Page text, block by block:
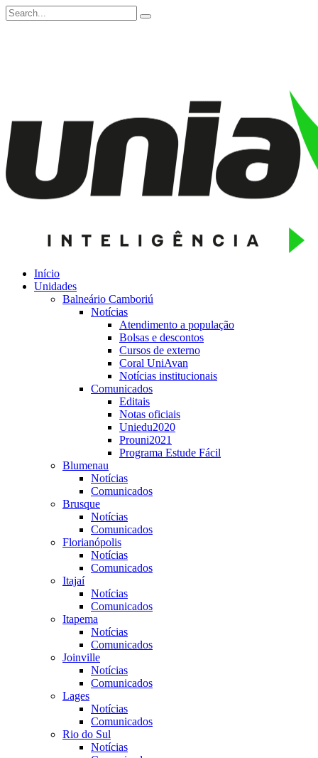
Início
Unidades
Balneário Camboriú
Notícias
Atendimento a população
Bolsas e descontos
Cursos de externo
Coral UniAvan
Notícias institucionais
Comunicados
Editais
Notas oficiais
Uniedu2020
Prouni2021
Programa Estude Fácil
Blumenau
Notícias
Comunicados
Brusque
Notícias
Comunicados
Florianópolis
Notícias
Comunicados
Itajaí
Notícias
Comunicados
Itapema
Notícias
Comunicados
Joinville
Notícias
Comunicados
Lages
Notícias
Comunicados
Rio do Sul
Notícias